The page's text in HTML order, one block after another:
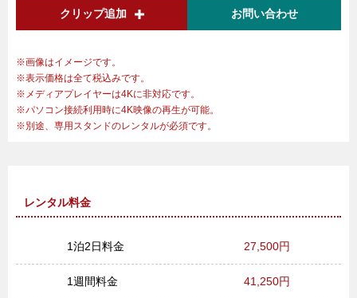
クリップ追加 お問い合わせ
画像はイメージです。
表示価格は全て税込みです。
メディアプレイヤーは4Kに非対応です。
パソコン接続利用時に4K映像の再生が可能。
別途、専用スタンドのレンタルが必須です。
レンタル料金
1泊2日料金 27,500円
1週間料金 41,250円